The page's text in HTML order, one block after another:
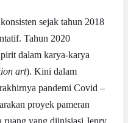
sejak tahun 2018
Tahun 2020
dalam karya-karya
art). Kini dalam
pandemi Covid –
proyek pameran